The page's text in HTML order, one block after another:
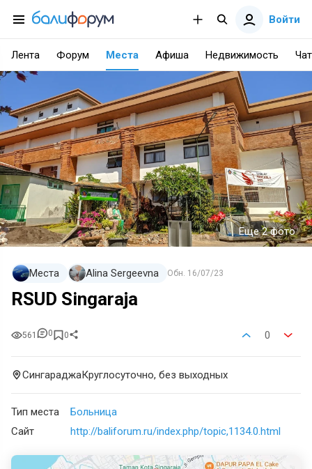
Войти
Лента Форум Места Афиша Недвижимость Чат
Еще 2 фото
Места Alina Sergeevna Обн. 16/07/23
RSUD Singaraja
561 0 0 0
СингараджаКруглосуточно, без выходных
Тип места
Больница
Сайт
http://baliforum.ru/index.php/topic,1134.0.html